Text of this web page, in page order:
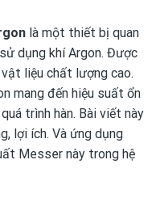
là một thiết bị quan
dụng khí Argon. Được
liệu chất lượng cao.
mang đến hiệu suất ổn
trình hàn. Bài viết này
lợi ích. Và ứng dụng
Messer này trong hệ